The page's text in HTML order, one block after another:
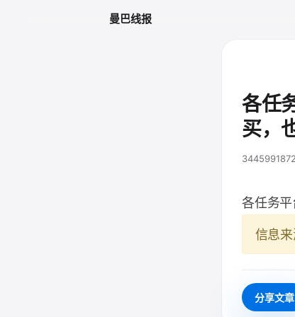
曼巴线报
各任
买，
3445991872
各任务
信息
分享文章